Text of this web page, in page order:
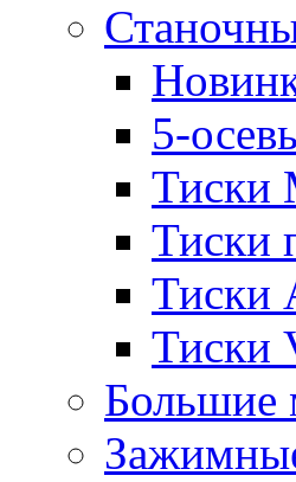
5-
Тиски
Тиски
Тиски
Тиски
Большие